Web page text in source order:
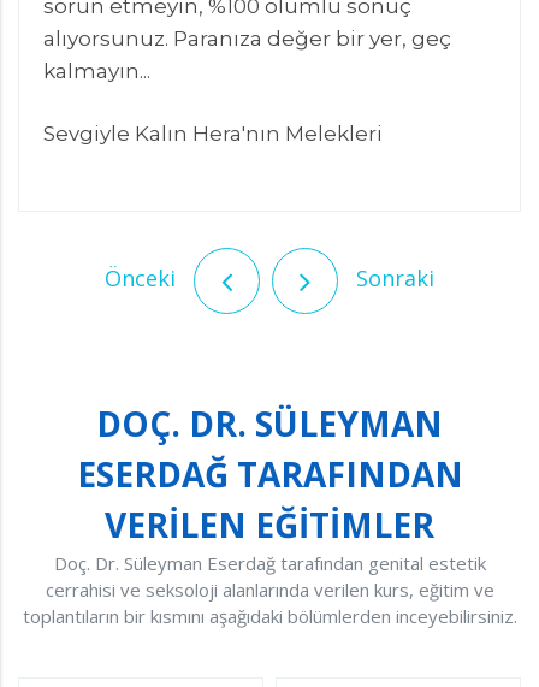
sorun etmeyin, %100 olumlu sonuç
alıyorsunuz. Paranıza değer bir yer, geç
kalmayın...
Sevgiyle Kalın Hera'nın Melekleri
Önceki Sonraki
DOÇ. DR. SÜLEYMAN
ESERDAĞ TARAFINDAN
VERİLEN EĞİTİMLER
Doç. Dr. Süleyman Eserdağ tarafından genital estetik
cerrahisi ve seksoloji alanlarında verilen kurs, eğitim ve
toplantıların bir kısmını aşağıdaki bölümlerden inceyebilirsiniz.